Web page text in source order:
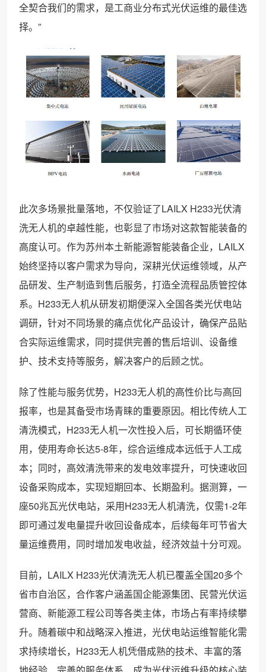
全契合我们的需求，是工商业分布式光伏运维的最佳选
择。”
此次多场景批量落地，不仅验证了LAILX H233光伏清
洗无人机的卓越性能，也彰显了市场对这款智能装备的
高度认可。作为苏州本土新能源智能装备企业，LAILX
始终坚持以客户需求为导向，深耕光伏运维领域，从产
品研发、生产制造到售后服务，打造全流程品质管控体
系。H233无人机从研发初期便深入全国各类光伏电站
调研，针对不同场景的痛点优化产品设计，确保产品贴
合实际运维需求，同时提供完善的售后培训、设备维
护、技术支持等服务，解决客户的后顾之忧。
除了性能与服务优势，H233无人机的高性价比与高回
报率，也是其备受市场青睐的重要原因。相比传统人工
清洗模式，H233无人机一次性投入后，可长期循环使
用，使用寿命长达5-8年，综合运维成本远低于人工成
本；同时，高效清洗带来的发电效率提升，可快速收回
设备采购成本，实现短期回本、长期盈利。据测算，一
座50兆瓦光伏电站，采用H233无人机清洗，仅需1-2年
即可通过发电量提升收回设备成本，后续每年可节省大
量运维费用，同时增加发电收益，经济效益十分可观。
目前，LAILX H233光伏清洗无人机已覆盖全国20多个
省市自治区，合作客户涵盖国企能源集团、民营光伏运
营商、新能源工程公司等各类主体，市场占有率持续攀
升。随着碳中和战略深入推进，光伏电站运维智能化需
求持续增长，H233无人机凭借成熟的技术、丰富的落